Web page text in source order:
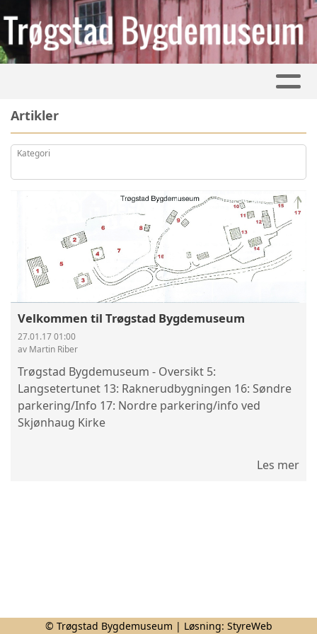
Artikler
Kategori
Velkommen til Trøgstad Bygdemuseum
27.01.17 01:00
av Martin Riber
Trøgstad Bygdemuseum - Oversikt 5:
Langsetertunet 13: Raknerudbygningen 16: Søndre
parkering/Info 17: Nordre parkering/info ved
Skjønhaug Kirke
Les mer
© Trøgstad Bygdemuseum | Løsning: StyreWeb